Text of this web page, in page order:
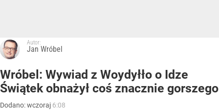
Autor:
Jan Wróbel
Wróbel: Wywiad z Woydyłło o Idze
Świątek obnażył coś znacznie gorszego
Dodano:wczoraj 6:08